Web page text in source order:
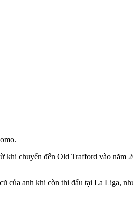
khi chuyển đến Old Trafford vào năm
của anh khi còn thi đấu tại La Liga,